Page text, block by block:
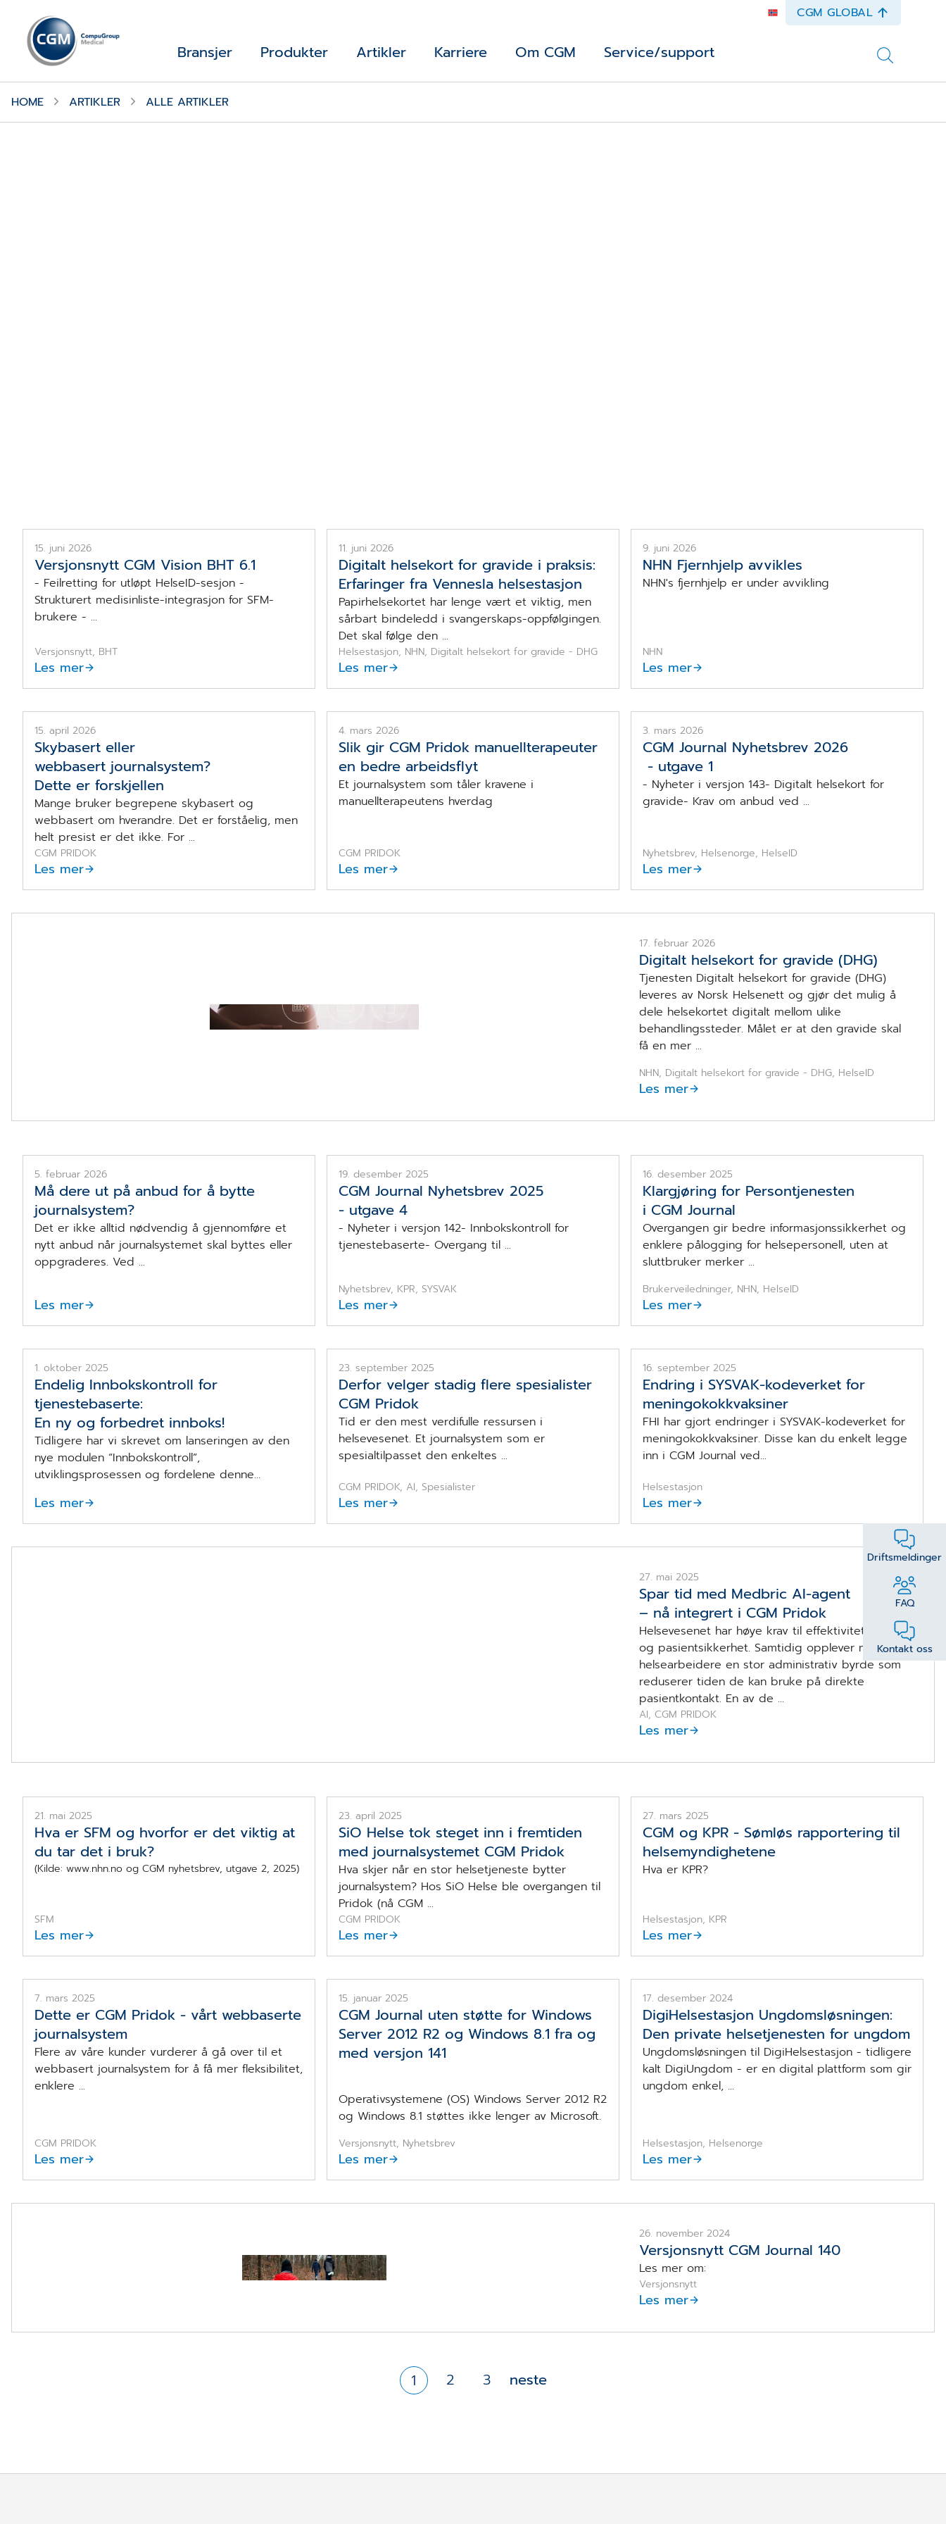
Driftsmeldinger
FAQ
Kontakt oss
CGM GLOBAL
Bransjer Produkter Artikler Karriere Om CGM Service/support
HOME ARTIKLER ALLE ARTIKLER
CGM Vision BHT versjon 6.1
15. juni 2026
Versjonsnytt CGM Vision BHT 6.1
- Feilretting for utløpt HelseID-sesjon -
Strukturert medisinliste-integrasjon for SFM-
brukere - ...
Versjonsnytt, BHT
Les mer
Jorunn Erikstein Nordvoll og Elin Osmundsen fra
Vennesla Helsestasjon
11. juni 2026
Digitalt helsekort for gravide i praksis:
Erfaringer fra Vennesla helsestasjon
Papirhelsekortet har lenge vært et viktig, men
sårbart bindeledd i svangerskaps-oppfølgingen.
Det skal følge den ...
Helsestasjon, NHN, Digitalt helsekort for gravide - DHG
Les mer
NHN_design
9. juni 2026
NHN Fjernhjelp avvikles
NHN's fjernhjelp er under avvikling
NHN
Les mer
Sky vs web
15. april 2026
Skybasert eller
webbasert journalsystem?
Dette er forskjellen
Mange bruker begrepene skybasert og
webbasert om hverandre. Det er forståelig, men
helt presist er det ikke. For ...
CGM PRIDOK
Les mer
4. mars 2026
Slik gir CGM Pridok manuellterapeuter
en bedre arbeidsflyt
Et journalsystem som tåler kravene i
manuellterapeutens hverdag
CGM PRIDOK
Les mer
CGM Journal nyhetsbrev 2026, utgave 1.
Solnedgang.
3. mars 2026
CGM Journal Nyhetsbrev 2026
- utgave 1
- Nyheter i versjon 143- Digitalt helsekort for
gravide- Krav om anbud ved ...
Nyhetsbrev, Helsenorge, HelseID
Les mer
DHG - Digitalt helsekort for gravide
17. februar 2026
Digitalt helsekort for gravide (DHG)
Tjenesten Digitalt helsekort for gravide (DHG)
leveres av Norsk Helsenett og gjør det mulig å
dele helsekortet digitalt mellom ulike
behandlingssteder. Målet er at den gravide skal
få en mer ...
NHN, Digitalt helsekort for gravide - DHG, HelseID
Les mer
5. februar 2026
Må dere ut på anbud for å bytte
journalsystem?
Det er ikke alltid nødvendig å gjennomføre et
nytt anbud når journalsystemet skal byttes eller
oppgraderes. Ved ...
Les mer
Nyhetsbrev jul 2025
19. desember 2025
CGM Journal Nyhetsbrev 2025
- utgave 4
- Nyheter i versjon 142- Innbokskontroll for
tjenestebaserte- Overgang til ...
Nyhetsbrev, KPR, SYSVAK
Les mer
Far og datter i sofa. Foto.
16. desember 2025
Klargjøring for Persontjenesten
i CGM Journal
Overgangen gir bedre informasjonssikkerhet og
enklere pålogging for helsepersonell, uten at
sluttbruker merker ...
Brukerveiledninger, NHN, HelseID
Les mer
Innbokskontroll i CGM Journal med kaffekopp
1. oktober 2025
Endelig Innbokskontroll for
tjenestebaserte:
En ny og forbedret innboks!
Tidligere har vi skrevet om lanseringen av den
nye modulen “Innbokskontroll”,
utviklingsprosessen og fordelene denne...
Les mer
Slik sparer spesialister tid med CGM Pridok
23. september 2025
Derfor velger stadig flere spesialister
CGM Pridok
Tid er den mest verdifulle ressursen i
helsevesenet. Et journalsystem som er
spesialtilpasset den enkeltes ...
CGM PRIDOK, AI, Spesialister
Les mer
Ferdig vaksinert
16. september 2025
Endring i SYSVAK-kodeverket for
meningokokkvaksiner
FHI har gjort endringer i SYSVAK-kodeverket for
meningokokkvaksiner. Disse kan du enkelt legge
inn i CGM Journal ved...
Helsestasjon
Les mer
27. mai 2025
Spar tid med Medbric AI-agent
– nå integrert i CGM Pridok
Helsevesenet har høye krav til effektivitet, kvalitet
og pasientsikkerhet. Samtidig opplever mange
helsearbeidere en stor administrativ byrde som
reduserer tiden de kan bruke på direkte
pasientkontakt. En av de ...
AI, CGM PRIDOK
Les mer
SFM - Sentral Forskrivningsmodul
21. mai 2025
Hva er SFM og hvorfor er det viktig at
du tar det i bruk?
(Kilde: www.nhn.no og CGM nyhetsbrev, utgave 2, 2025)
SFM
Les mer
SiO Helse Header
23. april 2025
SiO Helse tok steget inn i fremtiden
med journalsystemet CGM Pridok
Hva skjer når en stor helsetjeneste bytter
journalsystem? Hos SiO Helse ble overgangen til
Pridok (nå CGM ...
CGM PRIDOK
Les mer
27. mars 2025
CGM og KPR - Sømløs rapportering til
helsemyndighetene
Hva er KPR?
Helsestasjon, KPR
Les mer
CGM Pridok
7. mars 2025
Dette er CGM Pridok - vårt webbaserte
journalsystem
Flere av våre kunder vurderer å gå over til et
webbasert journalsystem for å få mer fleksibilitet,
enklere ...
CGM PRIDOK
Les mer
EOL Windows Server 20212
15. januar 2025
CGM Journal uten støtte for Windows
Server 2012 R2 og Windows 8.1 fra og
med versjon 141
Operativsystemene (OS) Windows Server 2012 R2
og Windows 8.1 støttes ikke lenger av Microsoft.
Versjonsnytt, Nyhetsbrev
Les mer
DigiHelsestasjon Ungdomsløsningen
17. desember 2024
DigiHelsestasjon Ungdomsløsningen:
Den private helsetjenesten for ungdom
Ungdomsløsningen til DigiHelsestasjon - tidligere
kalt DigiUngdom - er en digital plattform som gir
ungdom enkel, ...
Helsestasjon, Helsenorge
Les mer
CGM Journal versjon 140
26. november 2024
Versjonsnytt CGM Journal 140
Les mer om:
Versjonsnytt
Les mer
1 2 3 neste